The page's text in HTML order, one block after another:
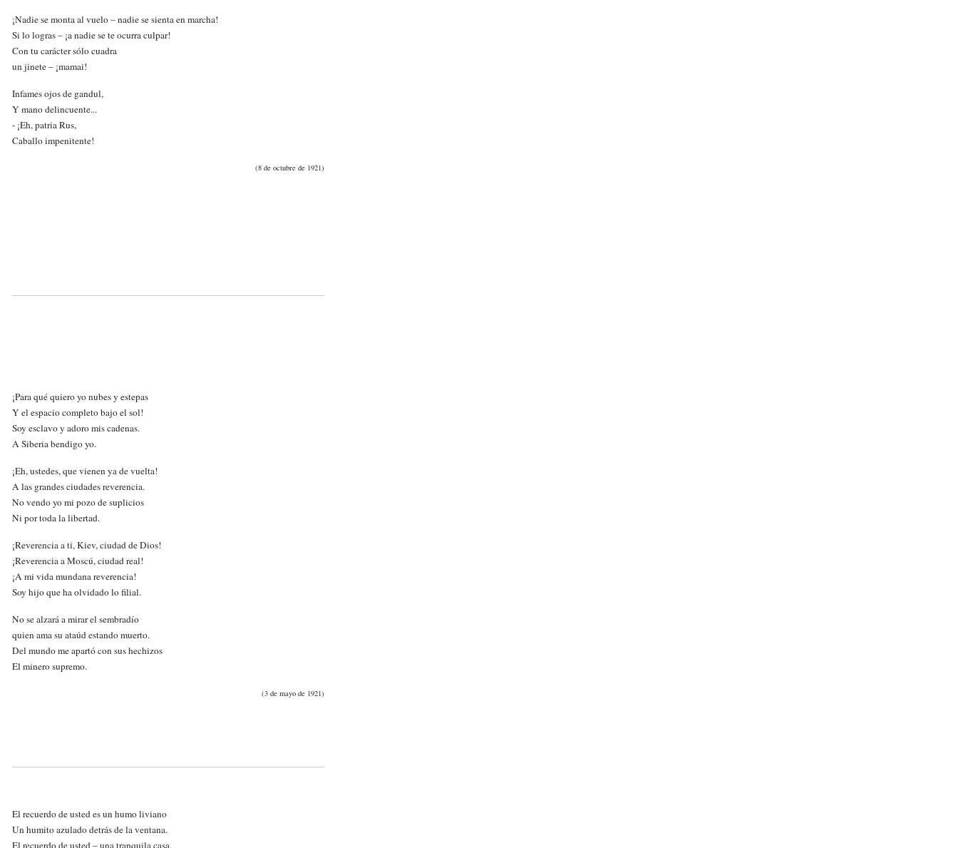
¡Nadie se monta al vuelo – nadie se sienta en marcha!
Si lo logras – ¡a nadie se te ocurra culpar!
Con tu carácter sólo cuadra
un jinete – ¡mamai!
Infames ojos de gandul,
Y mano delincuente...
- ¡Eh, patria Rus,
Caballo impenitente!
(8 de octubre de 1921)
¡Para qué quiero yo nubes y estepas
Y el espacio completo bajo el sol!
Soy esclavo y adoro mis cadenas.
A Siberia bendigo yo.
¡Eh, ustedes, que vienen ya de vuelta!
A las grandes ciudades reverencia.
No vendo yo mi pozo de suplicios
Ni por toda la libertad.
¡Reverencia a ti, Kiev, ciudad de Dios!
¡Reverencia a Moscú, ciudad real!
¡A mi vida mundana reverencia!
Soy hijo que ha olvidado lo filial.
No se alzará a mirar el sembradío
quien ama su ataúd estando muerto.
Del mundo me apartó con sus hechizos
El minero supremo.
(3 de mayo de 1921)
El recuerdo de usted es un humo liviano
Un humito azulado detrás de la ventana.
El recuerdo de usted – una tranquila casa.